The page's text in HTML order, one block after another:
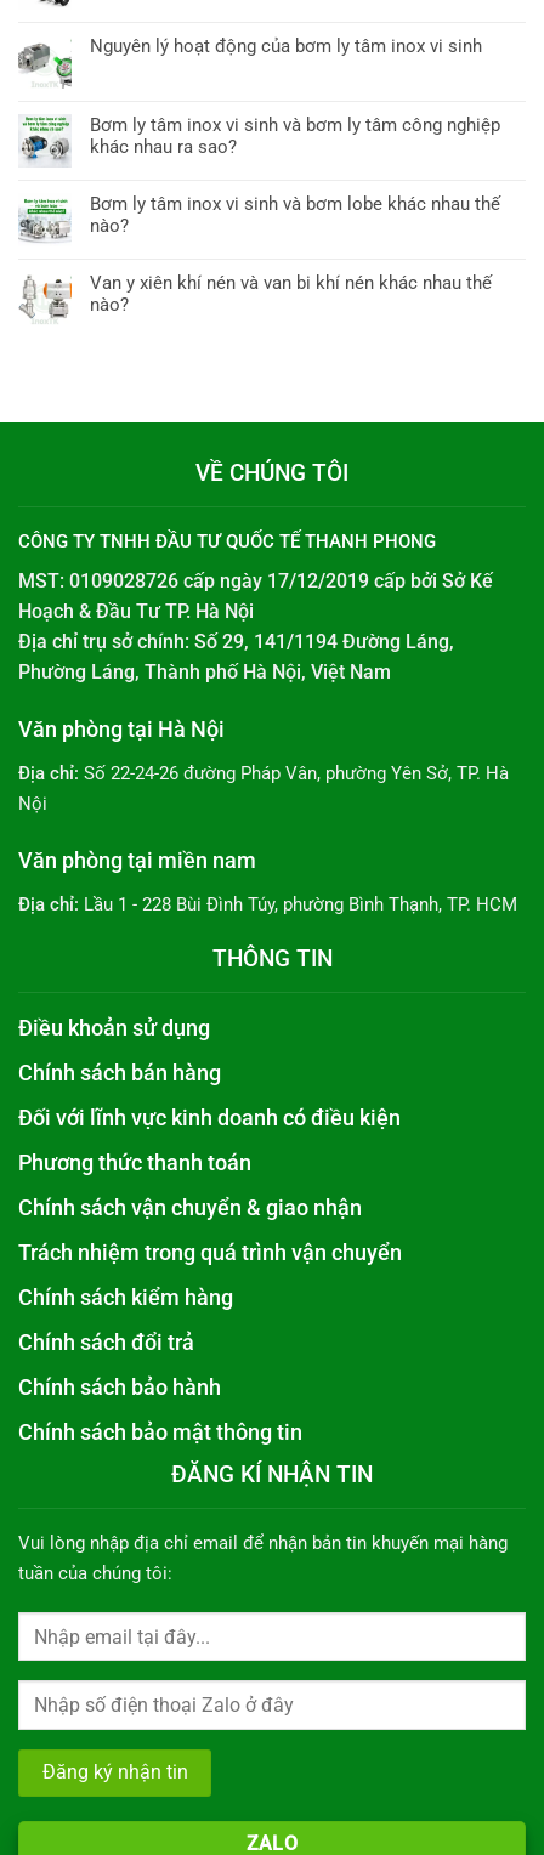
Nguyên lý hoạt động của bơm ly tâm inox vi sinh
Bơm ly tâm inox vi sinh và bơm ly tâm công nghiệp
khác nhau ra sao?
Bơm ly tâm inox vi sinh và bơm lobe khác nhau thế
nào?
Van y xiên khí nén và van bi khí nén khác nhau thế
nào?
VỀ CHÚNG TÔI
CÔNG TY TNHH ĐẦU TƯ QUỐC TẾ THANH PHONG
MST: 0109028726 cấp ngày 17/12/2019 cấp bởi Sở Kế
Hoạch & Đầu Tư TP. Hà Nội
Địa chỉ trụ sở chính: Số 29, 141/1194 Đường Láng,
Phường Láng, Thành phố Hà Nội, Việt Nam
Văn phòng tại Hà Nội
Địa chỉ: Số 22-24-26 đường Pháp Vân, phường Yên Sở, TP. Hà
Nội
Văn phòng tại miền nam
Địa chỉ: Lầu 1 - 228 Bùi Đình Túy, phường Bình Thạnh, TP. HCM
THÔNG TIN
Điều khoản sử dụng
Chính sách bán hàng
Đối với lĩnh vực kinh doanh có điều kiện
Phương thức thanh toán
Chính sách vận chuyển & giao nhận
Trách nhiệm trong quá trình vận chuyển
Chính sách kiểm hàng
Chính sách đổi trả
Chính sách bảo hành
Chính sách bảo mật thông tin
ĐĂNG KÍ NHẬN TIN
Vui lòng nhập địa chỉ email để nhận bản tin khuyến mại hàng
tuần của chúng tôi:
ZALO